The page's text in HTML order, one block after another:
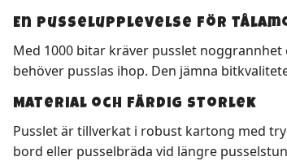
En pusselupplevelse för
Med 1000 bitar kräver pusslet
behöver pusslas ihop. Den jämna
Material och färdig storlek
Pusslet är tillverkat i robust kartong med
bord eller pusselbräda vid längre